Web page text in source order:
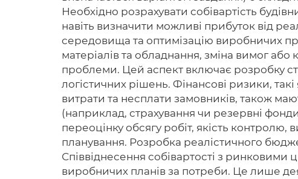
Необхідно розрахувати собівартість
навіть визначити можливі прибуток від
середовища та оптимізацію виробничих
матеріалів та обладнання, зміна вимог або
проблеми. Цей аспект включає розробку
логістичних рішень. Фінансові ризики,
витрати та несплати замовників, також
(наприклад, страхування чи резервні
переоцінку обсягу робіт, якість
планування. Розробка реалістичного
Співвіднесення собівартості з ринковими
виробничих планів за потреби. Це лише